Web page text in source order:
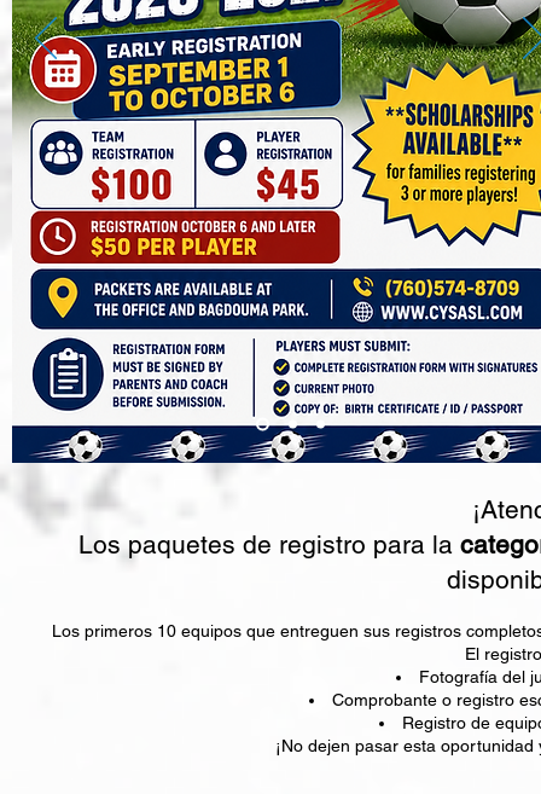
Los paquetes de registro para la
Los primeros 10 equipos que entreguen sus registros
El
Fotografía
Comprobante o registro
Registro de
¡No dejen pasar esta